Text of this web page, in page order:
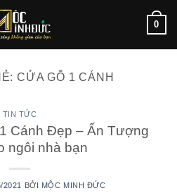
0
CỬA GỖ 1 CÁNH
TIN TỨC
Cánh Đẹp – Ấn Tượng
ngôi nhà bạn
2021 BỞI MỘC MINH ĐỨC